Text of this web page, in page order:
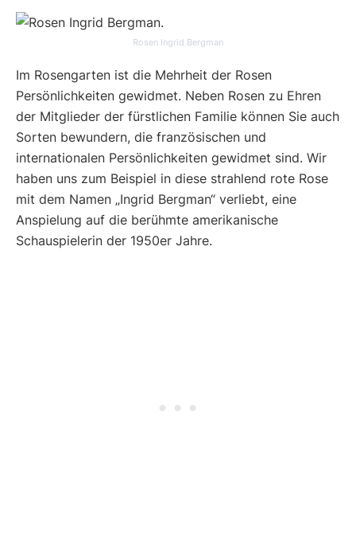
Rosen Ingrid Bergman
Im Rosengarten ist die Mehrheit der Rosen
Persönlichkeiten gewidmet. Neben Rosen zu Ehren
der Mitglieder der fürstlichen Familie können Sie auch
Sorten bewundern, die französischen und
internationalen Persönlichkeiten gewidmet sind. Wir
haben uns zum Beispiel in diese strahlend rote Rose
mit dem Namen „Ingrid Bergman“ verliebt, eine
Anspielung auf die berühmte amerikanische
Schauspielerin der 1950er Jahre.